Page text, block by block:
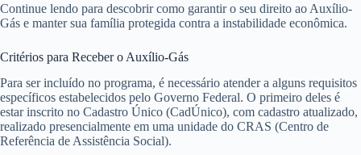
Continue lendo para descobrir como garantir o seu direito ao Auxílio-
Gás e manter sua família protegida contra a instabilidade econômica.
Critérios para Receber o Auxílio-Gás
Para ser incluído no programa, é necessário atender a alguns requisitos
específicos estabelecidos pelo Governo Federal. O primeiro deles é
estar inscrito no Cadastro Único (CadÚnico), com cadastro atualizado,
realizado presencialmente em uma unidade do CRAS (Centro de
Referência de Assistência Social).